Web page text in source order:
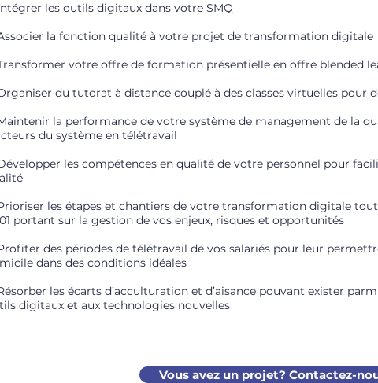
les outils digitaux dans votre SMQ
la fonction qualité à votre projet de transformation digitale
votre offre de formation présentielle en offre blended
du tutorat à distance couplé à des classes virtuelles pour
la performance de votre système de management de la
du système en télétravail
les compétences en qualité de votre personnel pour
les étapes et chantiers de votre transformation digitale tout
portant sur la gestion de vos enjeux, risques et opportunités
des périodes de télétravail de vos salariés pour leur
dans des conditions idéales
les écarts d’acculturation et d’aisance pouvant exister
digitaux et aux technologies nouvelles
Vous avez un projet? Contactez-